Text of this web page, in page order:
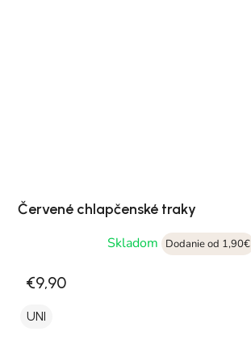
Červené chlapčenské traky
Skladom
Dodanie od 1,90€
€9,90
UNI